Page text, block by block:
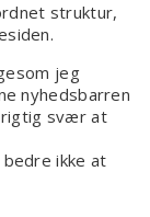
struktur,
jeg
nyhedsbarren
rigtig svær at
ikke at